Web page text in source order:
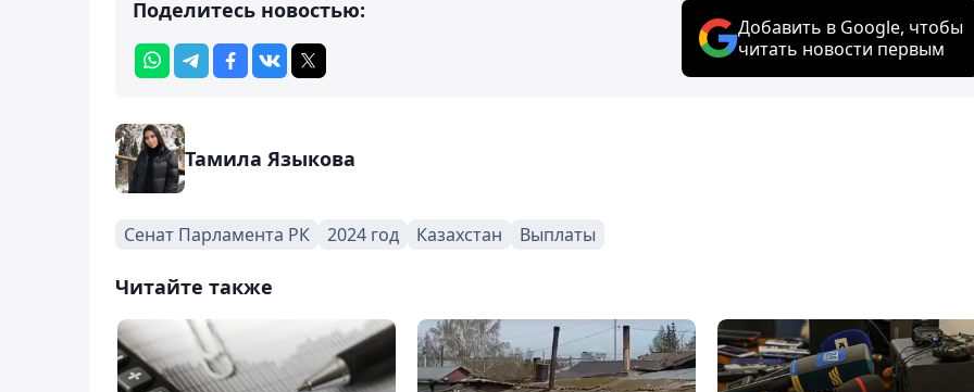
Поделитесь новостью:
Добавить в Google, чтобы
читать новости первым
Тамила Языкова
Сенат Парламента РК 2024 год Казахстан Выплаты
Читайте также